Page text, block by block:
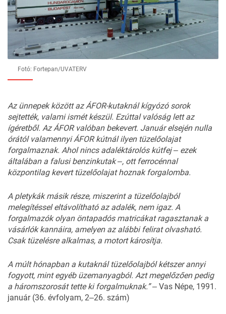
Fotó: Fortepan/UVATERV
Az ünnepek között az ÁFOR-kutaknál kígyózó sorok
sejtették, valami ismét készül. Ezúttal valóság lett az
ígéretből. Az ÁFOR valóban bekevert. Január elsején nulla
órától valamennyi ÁFOR kútnál ilyen tüzelőolajat
forgalmaznak. Ahol nincs adaléktárolós kútfej ‒ ezek
általában a falusi benzinkutak ‒, ott ferrocénnal
központilag kevert tüzelőolajat hoznak forgalomba.
A pletykák másik része, miszerint a tüzelőolajból
melegítéssel eltávolítható az adalék, nem igaz. A
forgalmazók olyan öntapadós matricákat ragasztanak a
vásárlók kannáira, amelyen az alábbi felirat olvasható.
Csak tüzelésre alkalmas, a motort károsítja.
A múlt hónapban a kutaknál tüzelőolajból kétszer annyi
fogyott, mint egyéb üzemanyagból. Azt megelőzően pedig
a háromszorosát tette ki forgalmuknak.” ‒ Vas Népe, 1991.
január (36. évfolyam, 2‒26. szám)